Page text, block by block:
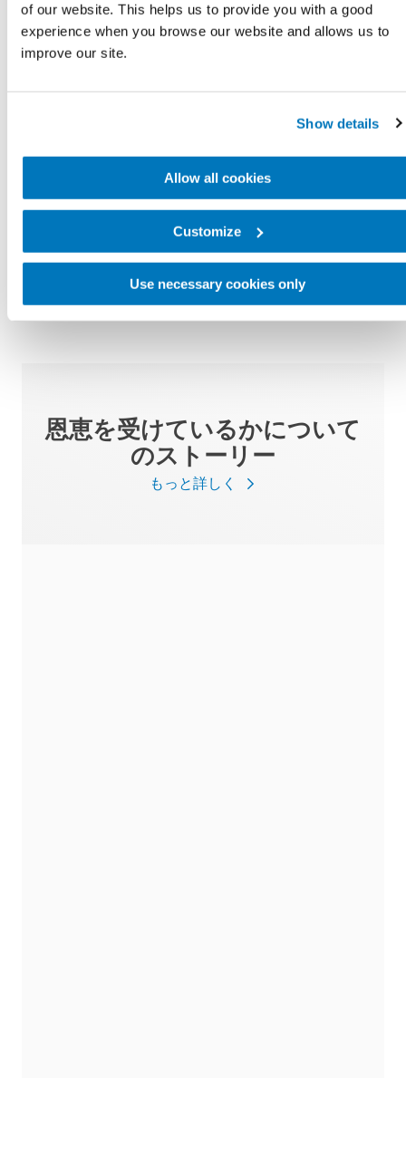
of our website. This helps us to provide you with a good
experience when you browse our website and allows us to
improve our site.
Show details
Allow all cookies
Customize
Use necessary cookies only
・糖尿病や高血圧などの病状のリスクを管理する
れている場合には、信頼できるサポートリソース
を検索するか、地域の専門家にサポートを依頼す
ることをお勧めします。
Amputee Coalition Healthy Living Guide
恩恵を受けているかについて
のストーリー
もっと詳しく